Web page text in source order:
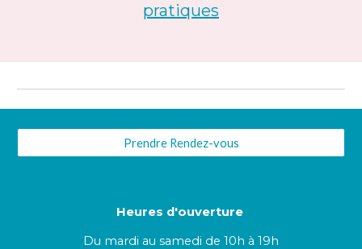
pratiques
Prendre Rendez-vous
Heures d'ouverture
Du mardi au samedi de 10h à 19h